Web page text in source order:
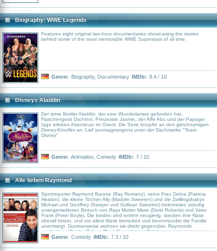
Biography: WWE Legends
Features eight original two-hour documentaries showcasing the stories
behind some of the most memorable WWE Superstars of all time.
Genre: Biography, Documentary IMDb: 8.4 / 10
Disneys Aladdin
Der arme Bettler Aladdin, der eine Wunderlampe gefunden hat,
Flaschengeist Dschinni, Prinzessin Jasmin, der Affe Abu und der Papagei
Iago erleben Abenteuer im Orient. Die Serie knüpfte an den gleichnamigen
Disney-Kinofilm an. Lief sonntagmorgens unter der Dachmarke "Team
Disney".
Genre: Animation Comedy IMDb: 7 / 10
Alle lieben Raymond
Sportreporter Raymond Barone (Ray Romano), seine Frau Debra (Patricia
Heaton), die kleine Tochter Ally (Madylin Sweeten) und die Zwillingsbabys
Michael und Geoffrey (Sawyer und Sullivan Sweeten) bekommen ständig
unangemeldeten Besuch von Rays Mutter Marie (Doris Roberts) und Vater
Frank (Peter Boyle). Die beiden sind extrem neugierig, stecken ihre Nase
überall hinein, und vor allem Marie bemuttert und bevormundet die Familie
unentwegt. Dummerweise wohnen sie direkt gegenüber. Raymonds
sonderbarer Bruder Robert (Brad Garrett), ein pflichtbewusster
Streifenpolizist, wohnt bei den Eltern und fühlt sich permanent benachteiligt,
lieber Kerl, der aber gelegentlich durch unbedachte Bemerkungen ins
Genre: Comedy IMDb: 7.3 / 10